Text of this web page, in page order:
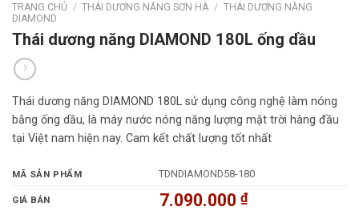
TRANG CHỦ / THÁI DƯƠNG NĂNG SƠN HÀ / THÁI DƯƠNG NĂNG
DIAMOND
Thái dương năng DIAMOND 180L ống dầu
Thái dương năng DIAMOND 180L sử dụng công nghệ làm nóng
bằng ống dầu, là máy nước nóng năng lượng mặt trời hàng đầu
tại Việt nam hiện nay. Cam kết chất lượng tốt nhất
MÃ SẢN PHẨM TDNDIAMOND58-180
GIÁ BÁN 7.090.000₫